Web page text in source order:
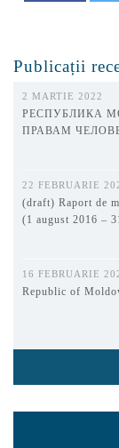
Publicații
2 MARTIE 2022
РЕСПУБЛИКА
ПРАВАМ
22 FEBRUARIE
(draft) Raport de
(1 august 2016 –
16 FEBRUARIE
Republic of